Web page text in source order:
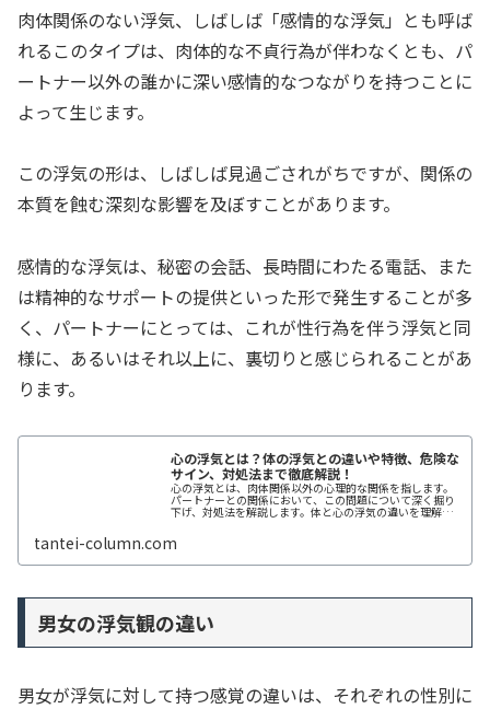
肉体関係のない浮気、しばしば「感情的な浮気」とも呼ば
れるこのタイプは、肉体的な不貞行為が伴わなくとも、パ
ートナー以外の誰かに深い感情的なつながりを持つことに
よって生じます。
この浮気の形は、しばしば見過ごされがちですが、関係の
本質を蝕む深刻な影響を及ぼすことがあります。
感情的な浮気は、秘密の会話、長時間にわたる電話、また
は精神的なサポートの提供といった形で発生することが多
く、パートナーにとっては、これが性行為を伴う浮気と同
様に、あるいはそれ以上に、裏切りと感じられることがあ
ります。
心の浮気とは？体の浮気との違いや特徴、危険な
サイン、対処法まで徹底解説！
心の浮気とは、肉体関係以外の心理的な関係を指します。
パートナーとの関係において、この問題について深く掘り
下げ、対処法を解説します。体と心の浮気の違いを理解
し、危険なサインを見逃さないようにしましょう。
tantei-column.com
男女の浮気観の違い
男女が浮気に対して持つ感覚の違いは、それぞれの性別に